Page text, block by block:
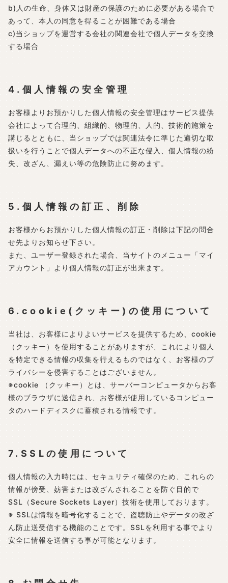
b)人の生命、身体又は財産の保護のために必要がある場合で
あって、本人の同意を得ることが困難である場合
c)当ショップを運営する会社の関連会社で個人データを交換
する場合
4.個人情報の安全管理
お客様よりお預かりした個人情報の安全管理はサービス提供
会社によって合理的、組織的、物理的、人的、技術的施策を
講じるとともに、当ショップでは関連法令に準じた適切な取
扱いを行うことで個人データへの不正な侵入、個人情報の紛
失、改ざん、漏えい等の危険防止に努めます。
5.個人情報の訂正、削除
お客様からお預かりした個人情報の訂正・削除は下記の問合
せ先よりお知らせ下さい。
また、ユーザー登録された場合、当サイトのメニュー「マイ
アカウント」より個人情報の訂正が出来ます。
6.cookie(クッキー)の使用について
当社は、お客様によりよいサービスを提供するため、cookie
（クッキー）を使用することがありますが、これにより個人
を特定できる情報の収集を行えるものではなく、お客様のプ
ライバシーを侵害することはございません。
※cookie （クッキー）とは、サーバーコンピュータからお客
様のブラウザに送信され、お客様が使用しているコンピュー
タのハードディスクに蓄積される情報です。
7.SSLの使用について
個人情報の入力時には、セキュリティ確保のため、これらの
情報が傍受、妨害または改ざんされることを防ぐ目的で
SSL（Secure Sockets Layer）技術を使用しております。
※ SSLは情報を暗号化することで、盗聴防止やデータの改ざ
ん防止送受信する機能のことです。SSLを利用する事でより
安全に情報を送信する事が可能となります。